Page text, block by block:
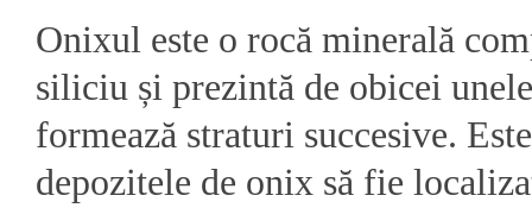
Onixul este o rocă minerală
siliciu și prezintă de obicei
formează straturi succesive.
depozitele de onix să fie